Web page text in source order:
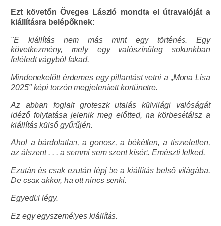
Ezt követőn Öveges László mondta el útravalóját a
kiállításra belépőknek:
"E kiállítás nem más mint egy történés. Egy
következmény, mely egy valószínűleg sokunkban
feléledt vágyból fakad.
Mindenekelőtt érdemes egy pillantást vetni a „Mona Lisa
2025" képi torzón megjelenített kortünetre.
Az abban foglalt groteszk utalás külvilági valóságát
idéző folytatása jelenik meg előtted, ha körbesétálsz a
kiállítás külső gyűrűjén.
Ahol a bárdolatlan, a gonosz, a békétlen, a tiszteletlen,
az álszent . . . a semmi sem szent kísért. Emészti lelked.
Ezután és csak ezután lépj be a kiállítás belső világába.
De csak akkor, ha ott nincs senki.
Egyedül légy.
Ez egy egyszemélyes kiállítás.